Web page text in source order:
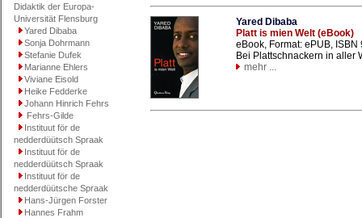
Didaktik der Europa-
Universität Flensburg
Yared Dibaba
Sonja Dohrmann
Stefanie Dufek
Marianne Ehlers
Viviane Eisold
Heike Fedderke
Johann Hinrich Fehrs
Fehrs-Gilde
Instituut för de
nedderdüütsch Spraak
Instituut för de
nedderdüütsch Spraak
Instituut för de
nedderdüütsche Spraak
Hans-Jürgen Forster
Hannes Frahm
Yared Dibaba
Platt is mien Welt (eBook)
eBook, Format: ePUB,
Bei Plattschnackern in aller
mehr ...